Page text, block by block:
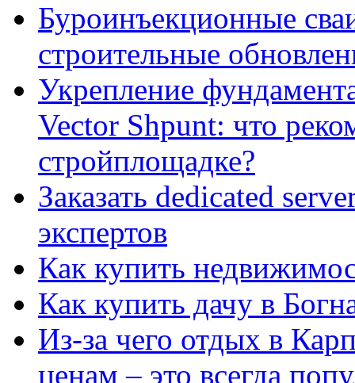
Буроинъекционные
строительные
Укрепление
Vector Shpunt: что
стройплощадке?
Заказать dedicated
экспертов
Как купить
Как купить дачу в
Из-за чего отдых в
ценам – это всегда